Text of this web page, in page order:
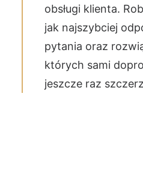
obsługi klienta.
jak najszybciej
pytania oraz
których sami
jeszcze raz